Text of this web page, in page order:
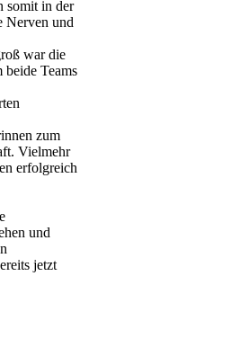
somit in der
Nerven und
war die
Teams
zum
Vielmehr
erfolgreich
und
jetzt